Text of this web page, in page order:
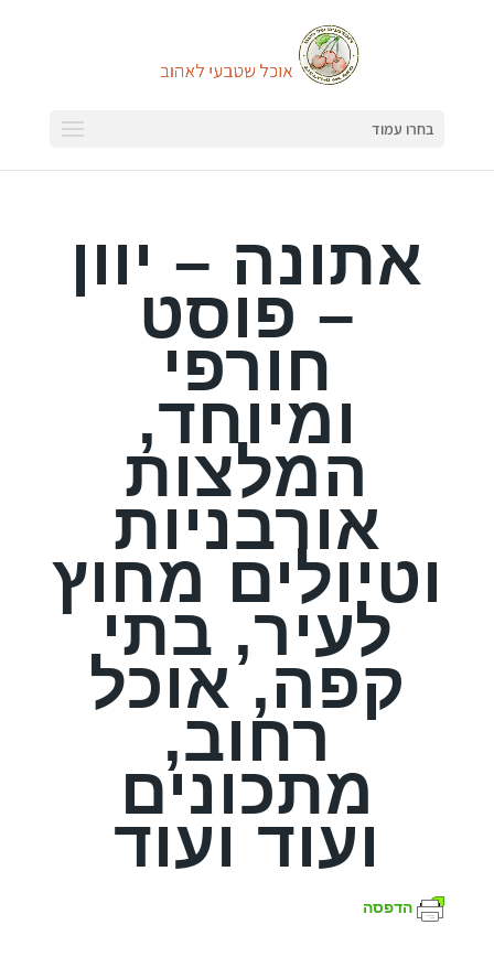
בחרו עמוד
אתונה – יוון
– פוסט
חורפי
ומיוחד,
המלצות
אורבניות
וטיולים מחוץ
לעיר, בתי
קפה, אוכל
רחוב,
מתכונים
ועוד ועוד
הדפסה